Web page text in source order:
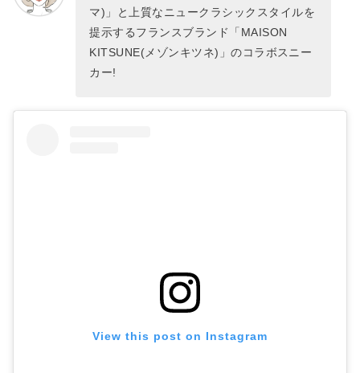
マ)」と上質なニュークラシックスタイルを
提示するフランスブランド「MAISON
KITSUNE(メゾンキツネ)」のコラボスニー
カー!
View this post on Instagram